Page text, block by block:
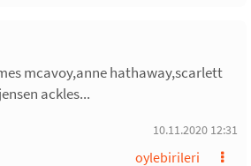
mcavoy,anne hathaway,scarlett
ackles...
10.11.2020 12:31
oylebirileri